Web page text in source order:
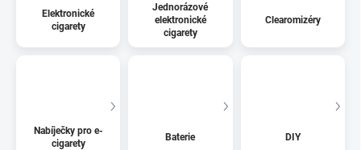
Elektronické
cigarety
Jednorázové
elektronické
cigarety
Clearomizéry
Nabíječky pro e-
cigarety
Baterie DIY